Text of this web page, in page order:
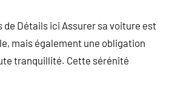
de Détails ici Assurer sa voiture est
mais également une obligation
tranquillité. Cette sérénité